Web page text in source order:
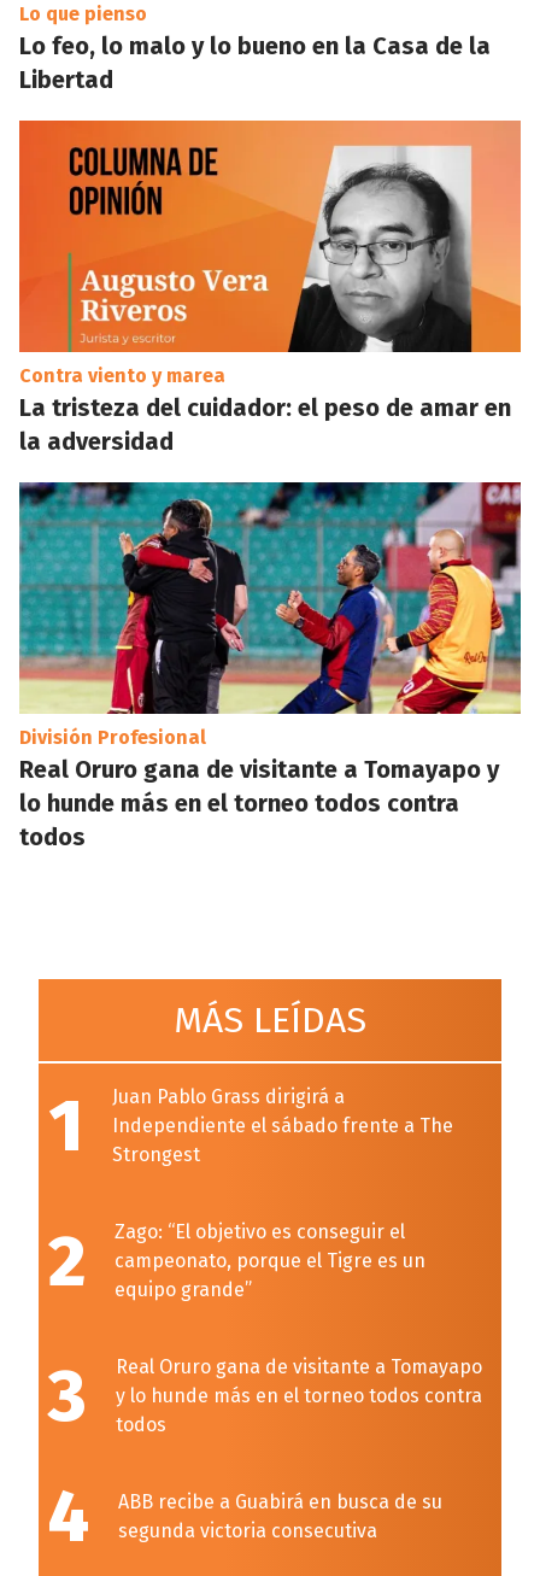
Lo que pienso
Lo feo, lo malo y lo bueno en la Casa de la
Libertad
Contra viento y marea
La tristeza del cuidador: el peso de amar en
la adversidad
División Profesional
Real Oruro gana de visitante a Tomayapo y
lo hunde más en el torneo todos contra
todos
MÁS LEÍDAS
1
Juan Pablo Grass dirigirá a
Independiente el sábado frente a The
Strongest
2
Zago: “El objetivo es conseguir el
campeonato, porque el Tigre es un
equipo grande”
3
Real Oruro gana de visitante a Tomayapo
y lo hunde más en el torneo todos contra
todos
4
ABB recibe a Guabirá en busca de su
segunda victoria consecutiva